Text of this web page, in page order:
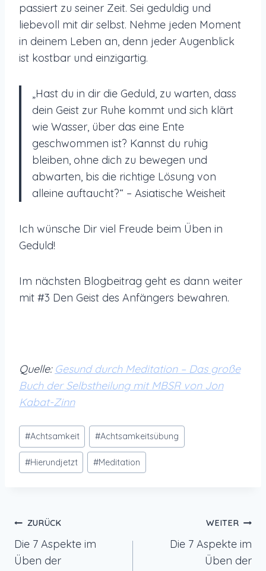
passiert zu seiner Zeit. Sei geduldig und
liebevoll mit dir selbst. Nehme jeden Moment
in deinem Leben an, denn jeder Augenblick
ist kostbar und einzigartig.
„Hast du in dir die Geduld, zu warten, dass
dein Geist zur Ruhe kommt und sich klärt
wie Wasser, über das eine Ente
geschwommen ist? Kannst du ruhig
bleiben, ohne dich zu bewegen und
abwarten, bis die richtige Lösung von
alleine auftaucht?“ – Asiatische Weisheit
Ich wünsche Dir viel Freude beim Üben in
Geduld!
Im nächsten Blogbeitrag geht es dann weiter
mit #3 Den Geist des Anfängers bewahren.
Quelle: Gesund durch Meditation – Das große
Buch der Selbstheilung mit MBSR von Jon
Kabat-Zinn
Schlagworte:
#Achtsamkeit #Achtsamkeitsübung
#Hierundjetzt #Meditation
Beitragsnavigation
ZURÜCK
Die 7 Aspekte im
Üben der
WEITER
Die 7 Aspekte im
Üben der